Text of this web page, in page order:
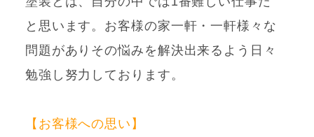
と思います。お客様の家一軒・一軒様々な
問題がありその悩みを解決出来るよう日々
勉強し努力しております。
【お客様への思い】